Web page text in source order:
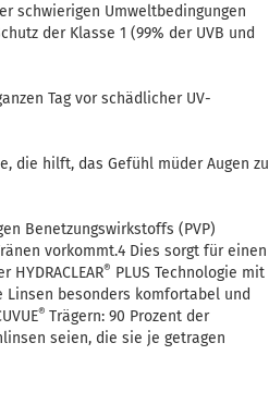
schwierigen Umweltbedingungen
der Klasse 1 (99% der UVB und
Tag vor schädlicher UV-
die hilft, das Gefühl müder Augen zu
Benetzungswirkstoffs (PVP)
vorkommt.4 Dies sorgt für einen
® PLUS Technologie mit
besonders komfortabel und
® Trägern: 90 Prozent der
seien, die sie je getragen